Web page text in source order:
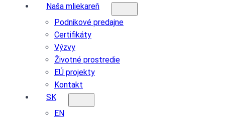
Naša mliekareň
Podnikové predajne
Certifikáty
Výzvy
Životné prostredie
EÚ projekty
Kontakt
SK
EN